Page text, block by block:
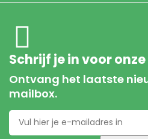
Schrijf je in voor
Ontvang het laatste
mailbox.